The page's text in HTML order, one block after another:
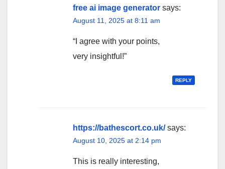
free ai image generator says:
August 11, 2025 at 8:11 am
“I agree with your points,
very insightful!”
REPLY
https://bathescort.co.uk/ says:
August 10, 2025 at 2:14 pm
This is really interesting,